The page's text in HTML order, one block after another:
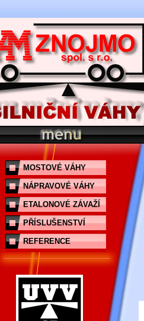
MOSTOVÉ VÁHY
NÁPRAVOVÉ VÁHY
ETALONOVÉ ZÁVAŽÍ
PŘÍSLUŠENSTVÍ
REFERENCE